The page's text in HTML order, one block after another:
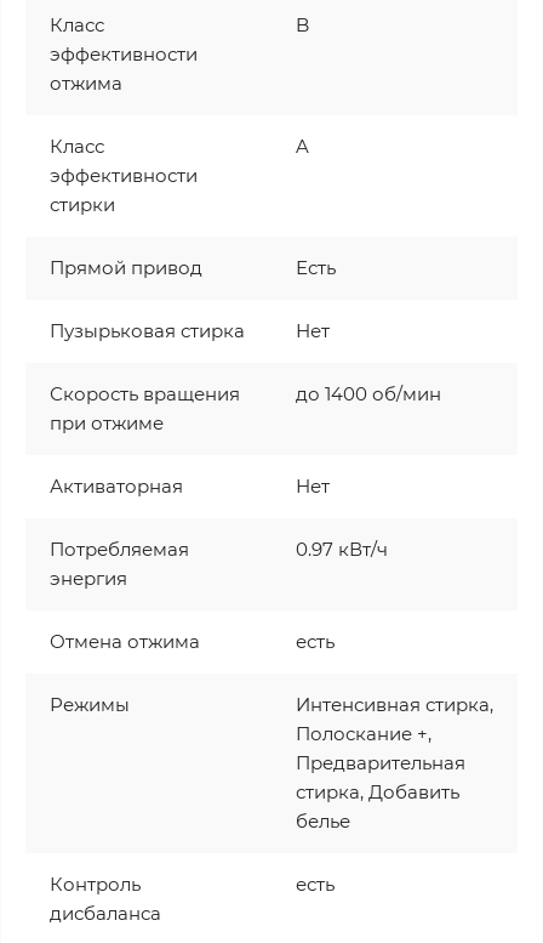
Класс
эффективности
отжима
B
Класс
эффективности
стирки
A
Прямой привод Есть
Пузырьковая стирка Нет
Скорость вращения
при отжиме
до 1400 об/мин
Активаторная Нет
Потребляемая
энергия
0.97 кВт/ч
Отмена отжима есть
Режимы
Интенсивная стирка,
Полоскание +,
Предварительная
стирка, Добавить
белье
Контроль
дисбаланса
есть